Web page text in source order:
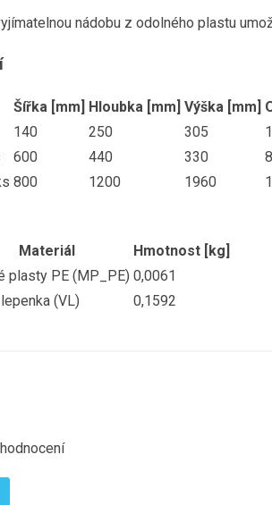
nádobu z odolného plastu
Šířka [mm] Hloubka [mm] Výška [mm]
140 250 305
600 440 330
800 1200 1960
Materiál
Hmotnost [kg]
plasty PE (MP_PE) 0,0061
(VL) 0,1592